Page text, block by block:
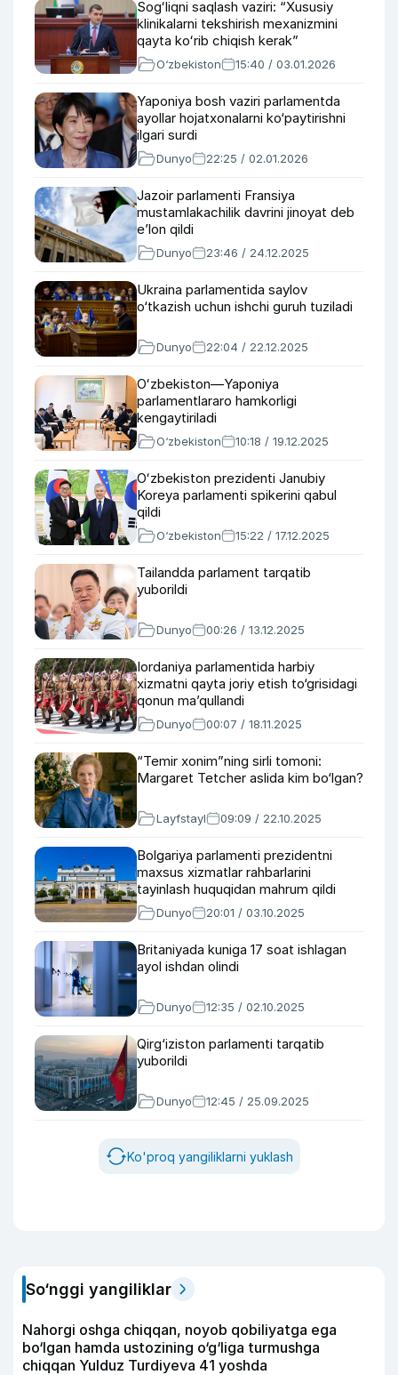
Sogʻliqni saqlash vaziri: “Xususiy
klinikalarni tekshirish mexanizmini
qayta koʻrib chiqish kerak”
O‘zbekiston 15:40 / 03.01.2026
Yaponiya bosh vaziri parlamentda
ayollar hojatxonalarni ko‘paytirishni
ilgari surdi
Dunyo 22:25 / 02.01.2026
Jazoir parlamenti Fransiya
mustamlakachilik davrini jinoyat deb
e’lon qildi
Dunyo 23:46 / 24.12.2025
Ukraina parlamentida saylov
o‘tkazish uchun ishchi guruh tuziladi
Dunyo 22:04 / 22.12.2025
Oʻzbekiston—Yaponiya
parlamentlararo hamkorligi
kengaytiriladi
O‘zbekiston 10:18 / 19.12.2025
Oʻzbekiston prezidenti Janubiy
Koreya parlamenti spikerini qabul
qildi
O‘zbekiston 15:22 / 17.12.2025
Tailandda parlament tarqatib
yuborildi
Dunyo 00:26 / 13.12.2025
Iordaniya parlamentida harbiy
xizmatni qayta joriy etish to‘grisidagi
qonun ma’qullandi
Dunyo 00:07 / 18.11.2025
“Temir xonim”ning sirli tomoni:
Margaret Tetcher aslida kim bo‘lgan?
Layfstayl 09:09 / 22.10.2025
Bolgariya parlamenti prezidentni
maxsus xizmatlar rahbarlarini
tayinlash huquqidan mahrum qildi
Dunyo 20:01 / 03.10.2025
Britaniyada kuniga 17 soat ishlagan
ayol ishdan olindi
Dunyo 12:35 / 02.10.2025
Qirg‘iziston parlamenti tarqatib
yuborildi
Dunyo 12:45 / 25.09.2025
Ko'proq yangiliklarni yuklash
So‘nggi yangiliklar
Nahorgi oshga chiqqan, noyob qobiliyatga ega
bo‘lgan hamda ustozining o‘g‘liga turmushga
chiqqan Yulduz Turdiyeva 41 yoshda